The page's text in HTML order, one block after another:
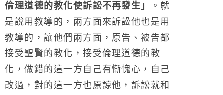
倫理道德的教化使訴訟不再發生」
。就
是說用教導的，兩方面來訴訟他也是用
教導的，讓他們兩方面，原告、被告都
接受聖賢的教化，接受倫理道德的教
化，做錯的這一方自己有慚愧心，自己
改過，對的這一方也原諒他，訴訟就和